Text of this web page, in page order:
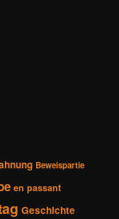
Beweispartie
en passant
Geschichte